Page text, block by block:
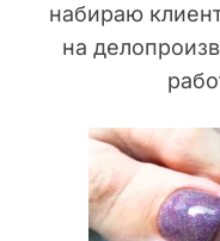
набираю
на